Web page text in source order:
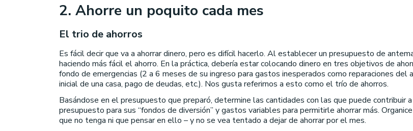
2. Ahorre un poquito cada mes
El trio de ahorros
Es fácil decir que va a ahorrar dinero, pero es difícil hacerlo. Al establecer un presupuesto de
haciendo más fácil el ahorro. En la práctica, debería estar colocando dinero en tres objetivos de
fondo de emergencias (2 a 6 meses de su ingreso para gastos inesperados como reparaciones
inicial de una casa, pago de deudas, etc.). Nos gusta referirnos a esto como el trío de ahorros.
Basándose en el presupuesto que preparó, determine las cantidades con las que puede contribuir
presupuesto para sus “fondos de diversión” y gastos variables para permitirle ahorrar más.
que no tenga ni que pensar en ello – y no se vea tentado a dejar de ahorrar por el mes.